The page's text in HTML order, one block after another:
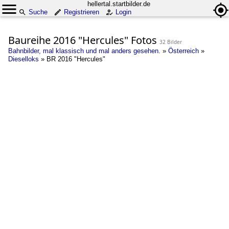
hellertal.startbilder.de
Suche
Registrieren Login
Baureihe 2016 "Hercules" Fotos 32 Bilder
Bahnbilder, mal klassisch und mal anders gesehen. » Österreich »
Dieselloks » BR 2016 "Hercules"